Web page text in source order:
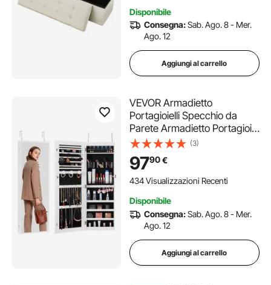
Disponibile
Consegna:Sab. Ago. 8 - Mer.
Ago. 12
Aggiungi al carrello
VEVOR Armadietto
Portagioielli Specchio da
Parete Armadietto Portagioie
con Serratura Specchio a
Figura Intera Altezza
1080mm, Specchio
Portagioie da Parete Porta
Bianco
(3)
9790€
434 Visualizzazioni Recenti
Disponibile
Consegna:Sab. Ago. 8 - Mer.
Ago. 12
Aggiungi al carrello